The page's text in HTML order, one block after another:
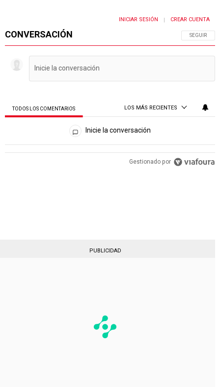
CONVERSACIÓN SIGA ESTA
SEGUIR
INICIAR SESIÓN | CREAR CUENTA
TODOS LOS COMENTARIOS LOS MÁS RECIENTES
Todos los comentarios
Inicie la conversación
Gestionado por
PUBLICIDAD